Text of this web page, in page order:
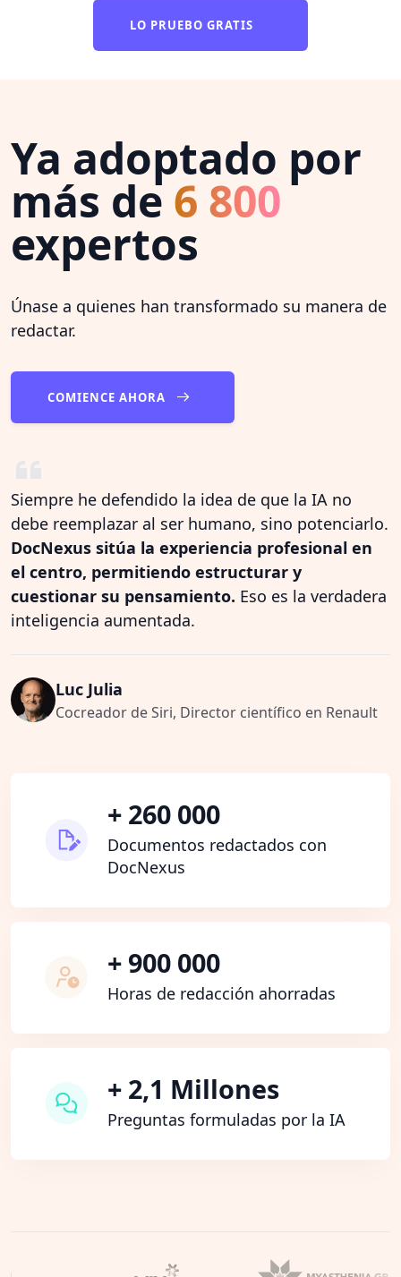
LO PRUEBO GRATIS
Ya adoptado por
más de 6 800
expertos
Únase a quienes han transformado su manera de
redactar.
COMIENCE AHORA
Siempre he defendido la idea de que la IA no
debe reemplazar al ser humano, sino potenciarlo.
DocNexus sitúa la experiencia profesional en
el centro, permitiendo estructurar y
cuestionar su pensamiento. Eso es la verdadera
inteligencia aumentada.
Luc Julia
Cocreador de Siri, Director científico en Renault
+ 260 000
Documentos redactados con
DocNexus
+ 900 000
Horas de redacción ahorradas
+ 2,1 Millones
Preguntas formuladas por la IA